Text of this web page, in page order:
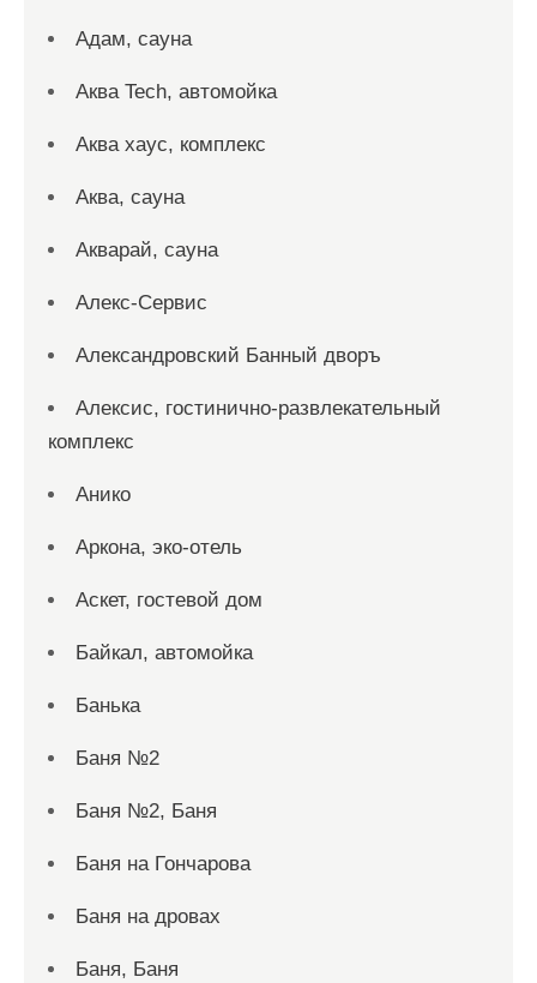
Адам, сауна
Аква Tech, автомойка
Аква хаус, комплекс
Аква, сауна
Акварай, сауна
Алекс-Сервис
Александровский Банный дворъ
Алексис, гостинично-развлекательный
комплекс
Анико
Аркона, эко-отель
Аскет, гостевой дом
Байкал, автомойка
Банька
Баня №2
Баня №2, Баня
Баня на Гончарова
Баня на дровах
Баня, Баня